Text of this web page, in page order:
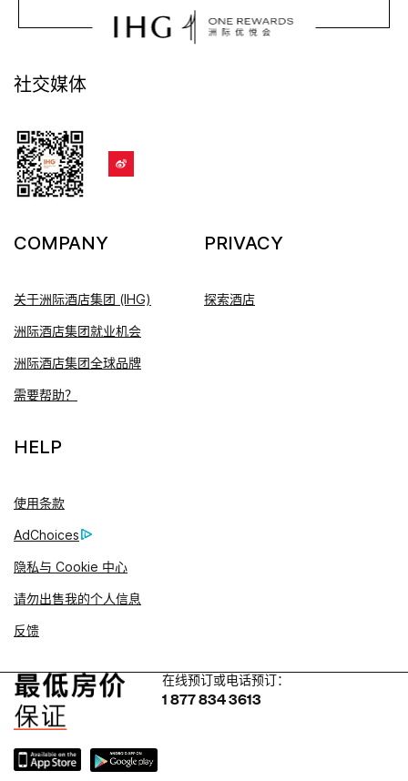
社交媒体
COMPANY
关于洲际酒店集团 (IHG)
洲际酒店集团就业机会
洲际酒店集团全球品牌
需要帮助？
PRIVACY
探索酒店
HELP
使用条款
AdChoices
隐私与 Cookie 中心
请勿出售我的个人信息
反馈
在线预订或电话预订：
1 877 834 3613